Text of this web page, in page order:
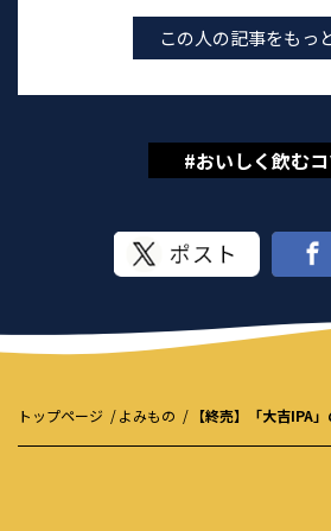
この人の記事をもっ
#おいしく飲む
トップページ よみもの 【終売】「大吉IPA